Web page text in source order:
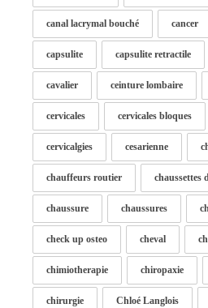
canal lacrymal bouché cancer
capsulite capsulite retractile
cavalier ceinture lombaire
cervicales cervicales bloques
cervicalgies cesarienne
chauffeurs routier chaussettes
chaussure chaussures
check up osteo cheval
chimiotherapie chiropaxie
chirurgie Chloé Langlois